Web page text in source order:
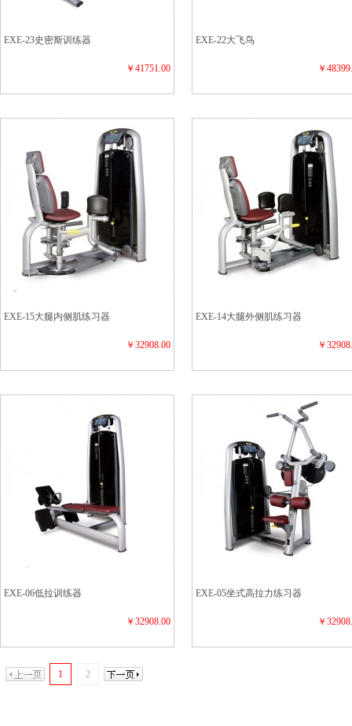
EXE-23史密斯训练器
￥41751.00
EXE-22大飞鸟
￥
EXE-15大腿内侧肌练习器
￥32908.00
EXE-14大腿外侧肌练习器
￥
EXE-06低拉训练器
￥32908.00
EXE-05坐式高拉力练习器
￥
1 2